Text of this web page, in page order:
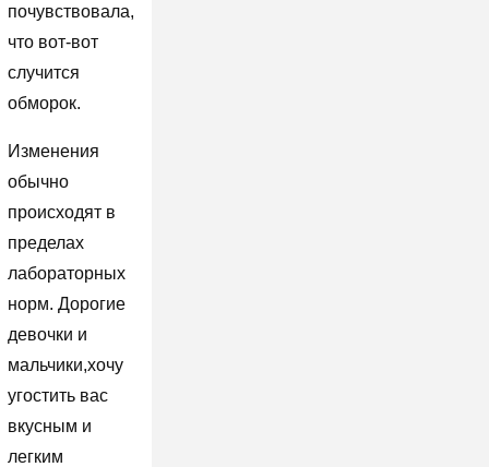
почувствовала,
что вот-вот
случится
обморок.
Изменения
обычно
происходят в
пределах
лабораторных
норм. Дорогие
девочки и
мальчики,хочу
угостить вас
вкусным и
легким